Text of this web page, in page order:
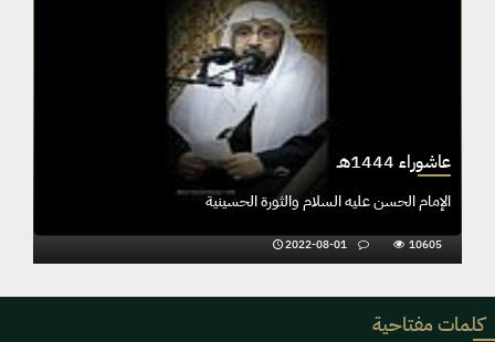
عاشوراء 1444هـ
الإمام الحسن عليه السلام والثورة الحسينية زينب ع نقضا و إثباتًا -
كلمات مفتاحية